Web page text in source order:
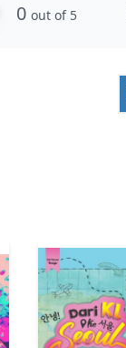
0 out of 5